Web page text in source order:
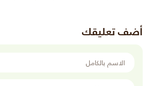
أضف تعليقك